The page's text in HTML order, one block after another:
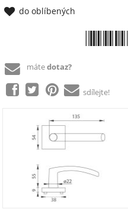
do oblíbených
mátedotaz?
sdílejte!